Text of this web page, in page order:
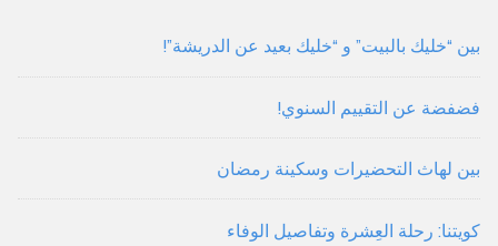
بين “خليك بالبيت” و “خليك بعيد عن الدريشة”!
فضفضة عن التقييم السنوي!
بين لهاث التحضيرات وسكينة رمضان
كويتنا: رحلة العِشرة وتفاصيل الوفاء